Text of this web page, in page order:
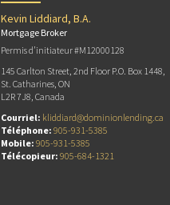
Kevin Liddiard, B.A.
Mortgage Broker
Permis d’initiateur #M12000128
145 Carlton Street, 2nd Floor P.O. Box 1448,
St. Catharines, ON
L2R 7J8, Canada
Courriel: kliddiard@dominionlending.ca
Téléphone: 905-931-5385
Mobile: 905-931-5385
Télécopieur: 905-684-1321